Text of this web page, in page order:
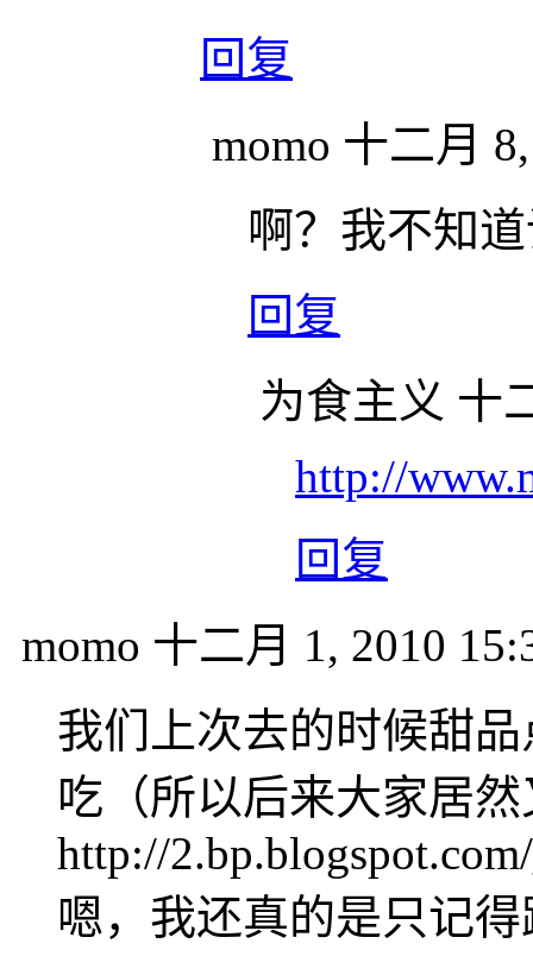
回复
momo 十二月
啊？我不知
回复
为食主义 十
http://
回复
momo 十二月 1, 2010
我们上次去的时候甜
吃（所以后来大家居
http://
嗯，我还真的是只记